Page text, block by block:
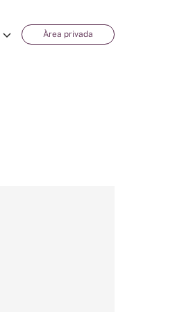
Àrea privada